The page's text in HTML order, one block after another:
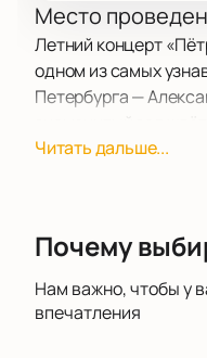
Место
Летний концерт
одном из самых
Петербурга —
Петербург, пл.
Творческий
отмечает пятилетие
событие порадует
стиля. Вечер
Читать дальше...
Почему
Нам важно, чтобы у
впечатления